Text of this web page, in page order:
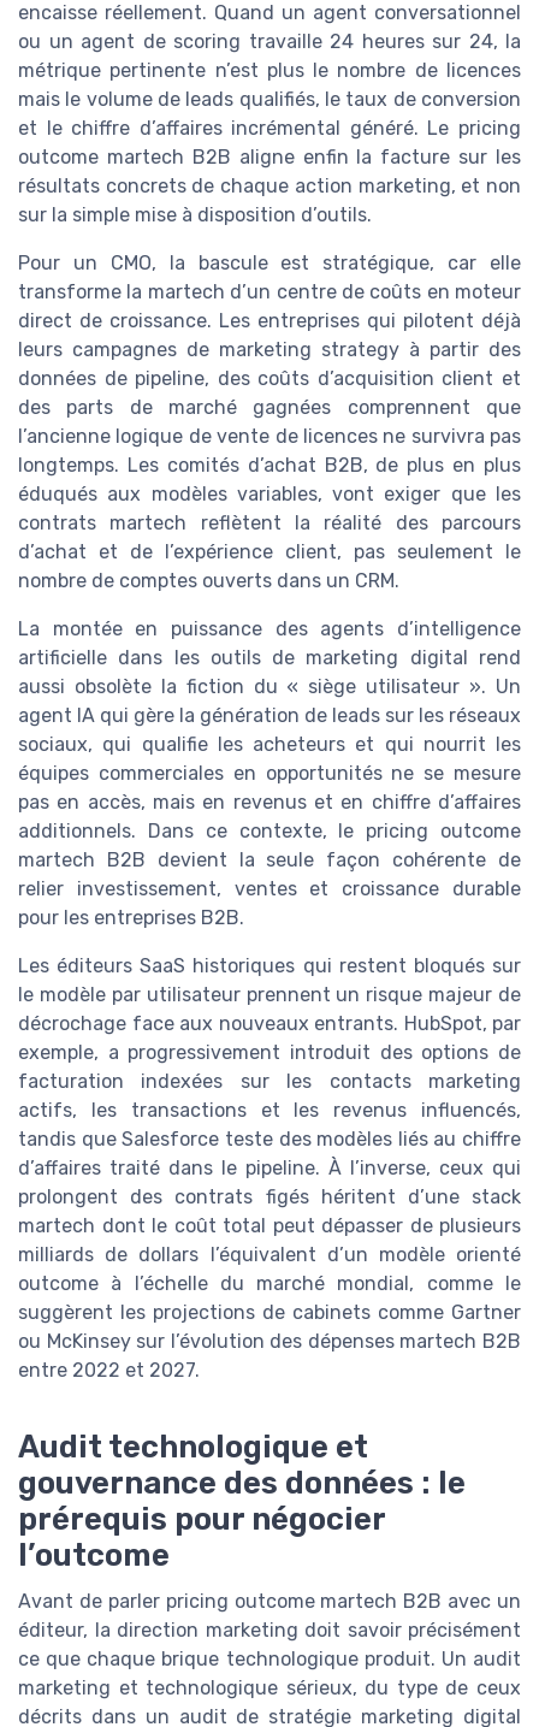
encaisse réellement. Quand un agent conversationnel
ou un agent de scoring travaille 24 heures sur 24, la
métrique pertinente n’est plus le nombre de licences
mais le volume de leads qualifiés, le taux de conversion
et le chiffre d’affaires incrémental généré. Le pricing
outcome martech B2B aligne enfin la facture sur les
résultats concrets de chaque action marketing, et non
sur la simple mise à disposition d’outils.
Pour un CMO, la bascule est stratégique, car elle
transforme la martech d’un centre de coûts en moteur
direct de croissance. Les entreprises qui pilotent déjà
leurs campagnes de marketing strategy à partir des
données de pipeline, des coûts d’acquisition client et
des parts de marché gagnées comprennent que
l’ancienne logique de vente de licences ne survivra pas
longtemps. Les comités d’achat B2B, de plus en plus
éduqués aux modèles variables, vont exiger que les
contrats martech reflètent la réalité des parcours
d’achat et de l’expérience client, pas seulement le
nombre de comptes ouverts dans un CRM.
La montée en puissance des agents d’intelligence
artificielle dans les outils de marketing digital rend
aussi obsolète la fiction du « siège utilisateur ». Un
agent IA qui gère la génération de leads sur les réseaux
sociaux, qui qualifie les acheteurs et qui nourrit les
équipes commerciales en opportunités ne se mesure
pas en accès, mais en revenus et en chiffre d’affaires
additionnels. Dans ce contexte, le pricing outcome
martech B2B devient la seule façon cohérente de
relier investissement, ventes et croissance durable
pour les entreprises B2B.
Les éditeurs SaaS historiques qui restent bloqués sur
le modèle par utilisateur prennent un risque majeur de
décrochage face aux nouveaux entrants. HubSpot, par
exemple, a progressivement introduit des options de
facturation indexées sur les contacts marketing
actifs, les transactions et les revenus influencés,
tandis que Salesforce teste des modèles liés au chiffre
d’affaires traité dans le pipeline. À l’inverse, ceux qui
prolongent des contrats figés héritent d’une stack
martech dont le coût total peut dépasser de plusieurs
milliards de dollars l’équivalent d’un modèle orienté
outcome à l’échelle du marché mondial, comme le
suggèrent les projections de cabinets comme Gartner
ou McKinsey sur l’évolution des dépenses martech B2B
entre 2022 et 2027.
Audit technologique et
gouvernance des données : le
prérequis pour négocier
l’outcome
Avant de parler pricing outcome martech B2B avec un
éditeur, la direction marketing doit savoir précisément
ce que chaque brique technologique produit. Un audit
marketing et technologique sérieux, du type de ceux
décrits dans un audit de stratégie marketing digital